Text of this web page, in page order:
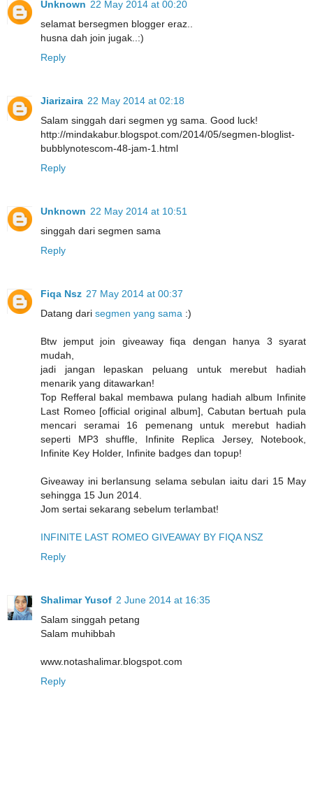
Unknown 22 May 2014 at 00:20
selamat bersegmen blogger eraz..
husna dah join jugak..:)
Reply
Jiarizaira 22 May 2014 at 02:18
Salam singgah dari segmen yg sama. Good luck!
http://mindakabur.blogspot.com/2014/05/segmen-bloglist-
bubblynotescom-48-jam-1.html
Reply
Unknown 22 May 2014 at 10:51
singgah dari segmen sama
Reply
Fiqa Nsz 27 May 2014 at 00:37
Datang dari segmen yang sama :)
Btw jemput join giveaway fiqa dengan hanya 3 syarat
mudah,
jadi jangan lepaskan peluang untuk merebut hadiah
menarik yang ditawarkan!
Top Refferal bakal membawa pulang hadiah album Infinite
Last Romeo [official original album], Cabutan bertuah pula
mencari seramai 16 pemenang untuk merebut hadiah
seperti MP3 shuffle, Infinite Replica Jersey, Notebook,
Infinite Key Holder, Infinite badges dan topup!
Giveaway ini berlansung selama sebulan iaitu dari 15 May
sehingga 15 Jun 2014.
Jom sertai sekarang sebelum terlambat!
INFINITE LAST ROMEO GIVEAWAY BY FIQA NSZ
Reply
Shalimar Yusof 2 June 2014 at 16:35
Salam singgah petang
Salam muhibbah
www.notashalimar.blogspot.com
Reply